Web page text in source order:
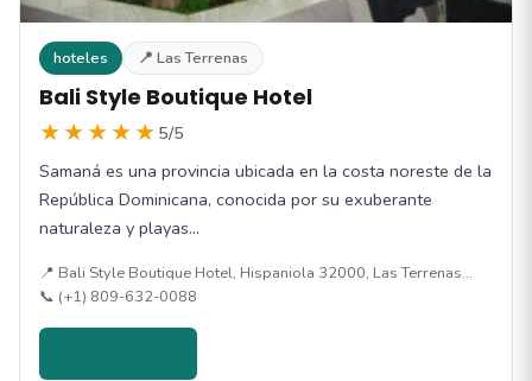
hoteles 📍 Las Terrenas
Bali Style Boutique Hotel
★★★★★ 5/5
Samaná es una provincia ubicada en la costa noreste de la
República Dominicana, conocida por su exuberante
naturaleza y playas…
📍 Bali Style Boutique Hotel, Hispaniola 32000, Las Terrenas…
📞 (+1) 809-632-0088